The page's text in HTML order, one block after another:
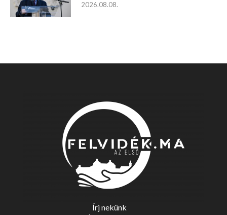
2026.08.08.
Írj nekünk